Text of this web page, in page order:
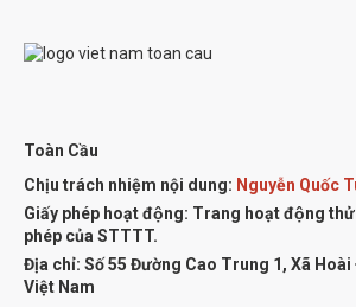
Toàn Cầu
Chịu trách nhiệm nội dung: Nguyễn Quốc
Giấy phép hoạt động: Trang hoạt động
phép của STTTT.
Địa chỉ: Số 55 Đường Cao Trung 1, Xã Hoài
Việt Nam